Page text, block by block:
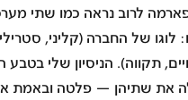
לרוב נראה כמו שתי
לוגו של החברה (קליני,
תקווה). הניסיון שלי בטבע
את שתיהן — פלטה ובאמת